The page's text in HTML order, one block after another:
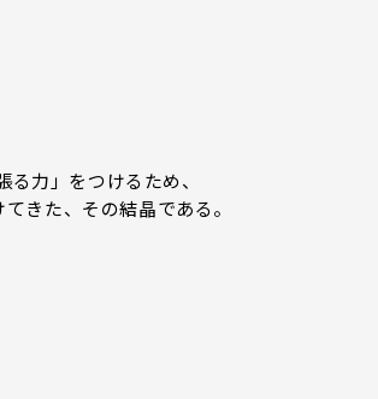
力」をつけるため、
きた、その結晶である。